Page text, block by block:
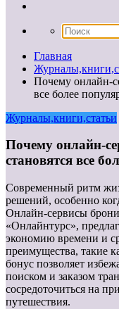
Главная
Почему онлайн-
все более
Журналы,книги,статьи
Почему онлайн-
становятся все
Современный ритм
решений, особенно
Онлайн-сервисы
«Онлайнтурс»,
экономию времени и
преимущества, такие
бонус позволяет
поиском и заказом
сосредоточиться на
путешествия.